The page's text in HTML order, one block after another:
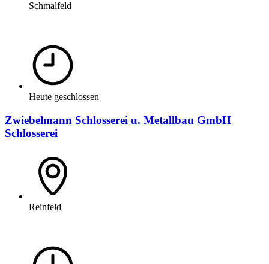
Schmalfeld
Heute geschlossen
Zwiebelmann Schlosserei u. Metallbau GmbH
Schlosserei
Reinfeld